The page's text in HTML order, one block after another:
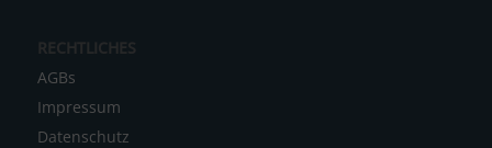
RECHTLICHES
AGBs
Impressum
Datenschutz